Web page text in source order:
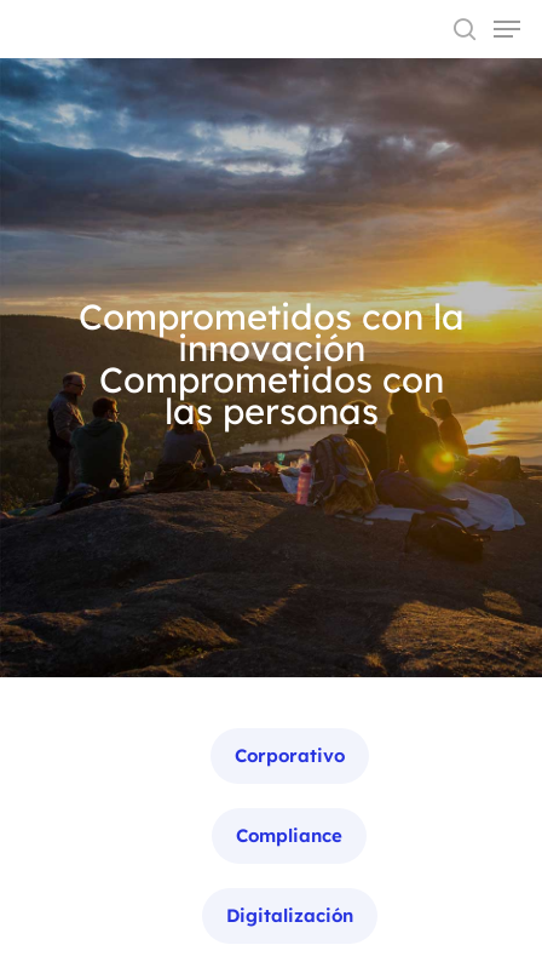
Hit enter to search or ESC to close
Comprometidos con la
innovación
Comprometidos con
las personas
Corporativo
Compliance
Digitalización